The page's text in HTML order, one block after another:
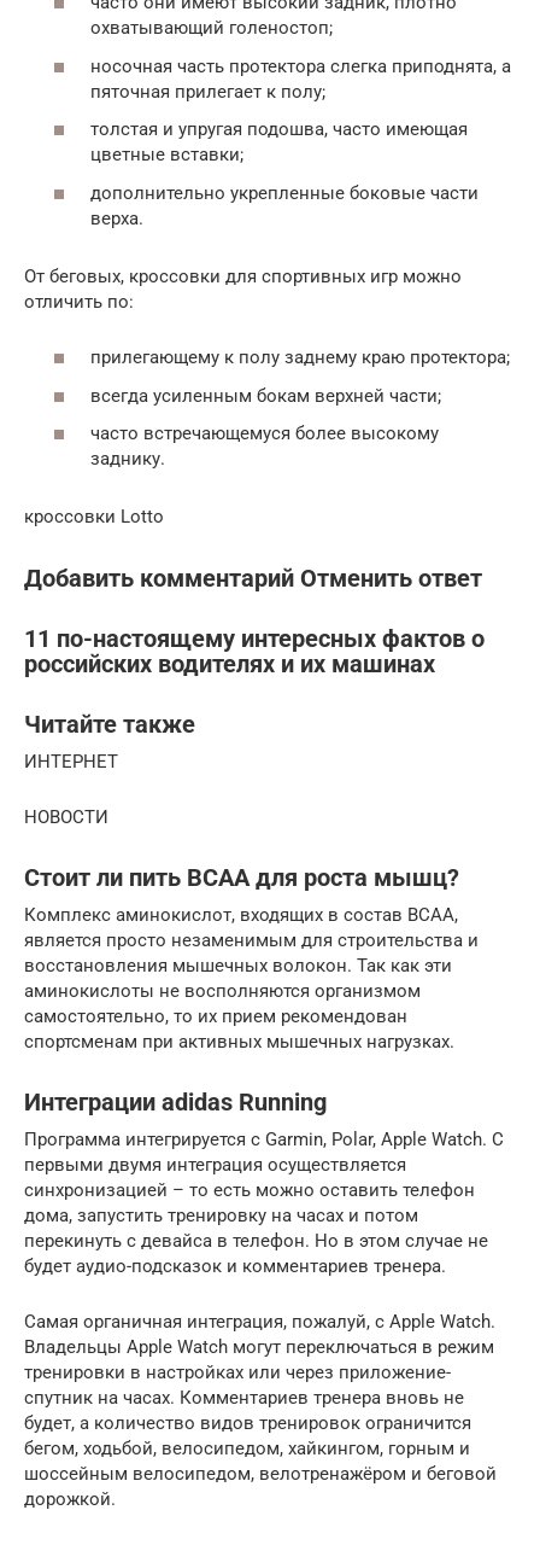
охватывающий голеностоп;
носочная часть протектора слегка приподнята, а
пяточная прилегает к полу;
толстая и упругая подошва, часто имеющая
цветные вставки;
дополнительно укрепленные боковые части
верха.
От беговых, кроссовки для спортивных игр можно
отличить по:
прилегающему к полу заднему краю протектора;
всегда усиленным бокам верхней части;
часто встречающемуся более высокому
заднику.
кроссовки Lotto
Добавить комментарий Отменить ответ
11 по-настоящему интересных фактов о
российских водителях и их машинах
Читайте также
ИНТЕРНЕТ
НОВОСТИ
Стоит ли пить ВСАА для роста мышц?
Комплекс аминокислот, входящих в состав ВСАА,
является просто незаменимым для строительства и
восстановления мышечных волокон. Так как эти
аминокислоты не восполняются организмом
самостоятельно, то их прием рекомендован
спортсменам при активных мышечных нагрузках.
Интеграции adidas Running
Программа интегрируется с Garmin, Polar, Apple Watch. С
первыми двумя интеграция осуществляется
синхронизацией – то есть можно оставить телефон
дома, запустить тренировку на часах и потом
перекинуть с девайса в телефон. Но в этом случае не
будет аудио-подсказок и комментариев тренера.
Самая органичная интеграция, пожалуй, с Apple Watch.
Владельцы Apple Watch могут переключаться в режим
тренировки в настройках или через приложение-
спутник на часах. Комментариев тренера вновь не
будет, а количество видов тренировок ограничится
бегом, ходьбой, велосипедом, хайкингом, горным и
шоссейным велосипедом, велотренажёром и беговой
дорожкой.